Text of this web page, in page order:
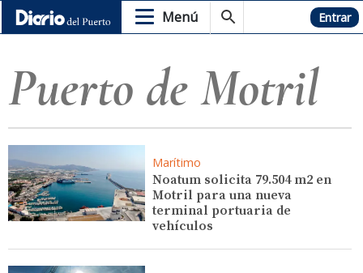
Menú Hemeroteca Entrar
Puerto de Motril
Marítimo
Noatum solicita 79.504 m2 en
Motril para una nueva
terminal portuaria de
vehículos